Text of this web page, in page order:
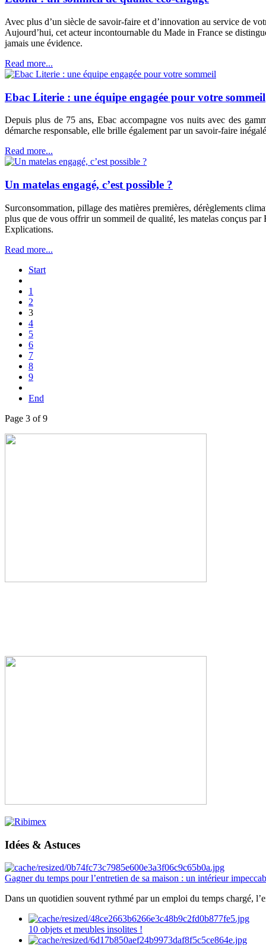
Avec plus d’un siècle de savoir-faire et d’innovation au service de
Aujourd’hui, cet acteur incontournable du Made in France se
jamais une évidence.
Read more...
Ebac Literie : une équipe engagée pour votre sommeil
Depuis plus de 75 ans, Ebac accompagne vos nuits avec des
démarche responsable, elle brille également par un savoir-faire
Read more...
Un matelas engagé, c’est possible ?
Surconsommation, pillage des matières premières, dérèglements
plus que de vous offrir un sommeil de qualité, les matelas conçus
Explications.
Read more...
Start
1
2
3
4
5
6
7
8
9
End
Page 3 of 9
Idées & Astuces
Gagner du temps pour l’entretien de sa maison : un intérieur
Dans un quotidien souvent rythmé par un emploi du temps chargé,
10 objets et meubles insolites !